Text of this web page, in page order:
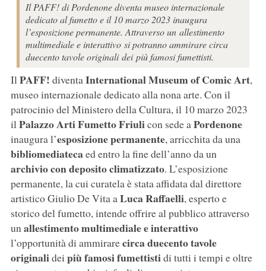
Il PAFF! di Pordenone diventa museo internazionale
dedicato al fumetto e il 10 marzo 2023 inaugura
l’esposizione permanente. Attraverso un allestimento
multimediale e interattivo si potranno ammirare circa
duecento tavole originali dei più famosi fumettisti.
IlPAFF! diventaInternational Museum of Comic Art,
museo internazionale dedicato alla nona arte. Con il
patrocinio del Ministero della Cultura, il 10 marzo 2023
ilPalazzo Arti Fumetto Friulicon sede aPordenone
inaugura l’esposizione permanente, arricchita da una
bibliomediatecaed entro la fine dell’anno da un
archiviocon depositoclimatizzato. L’esposizione
permanente, la cui curatela è stata affidata dal direttore
artistico Giulio De Vita aLuca Raffaelli, esperto e
storico del fumetto, intende offrire al pubblico attraverso
unallestimento multimediale e interattivo
l’opportunità di ammirarecirca duecento tavole
originalidei più famosi fumettistidi tutti i tempi e oltre